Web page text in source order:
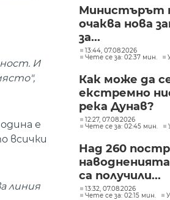
И
е
всички
линия
Министърът
очаква нова
за...
13:44, 07.08.2026
Чете се за: 02:37 мин.
Как може да
екстремно
река Дунав?
12:27, 07.08.2026
Чете се за: 02:45 мин.
Над 260
са получили...
13:32, 07.08.2026
Чете се за: 02:15 мин.